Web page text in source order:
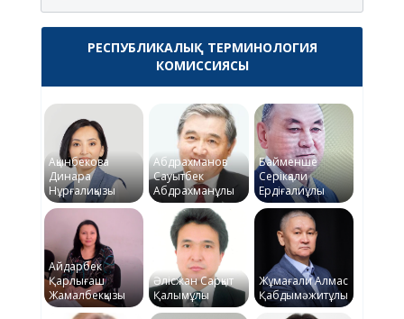
РЕСПУБЛИКАЛЫҚ ТЕРМИНОЛОГИЯ
КОМИССИЯСЫ
Ақынбекова
Динара
Нұрғалиқызы
Абдрахманов
Сауытбек
Абдрахманұлы
Байменше
Серікқали
Ердіғалиұлы
Айдарбек
Қарлығаш
Жамалбекқызы
Әлісжан Сарқыт
Қалымұлы
Жұмағали Алмас
Қабдымәжитұлы